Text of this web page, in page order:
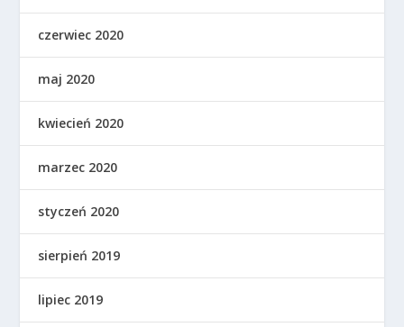
czerwiec 2020
maj 2020
kwiecień 2020
marzec 2020
styczeń 2020
sierpień 2019
lipiec 2019